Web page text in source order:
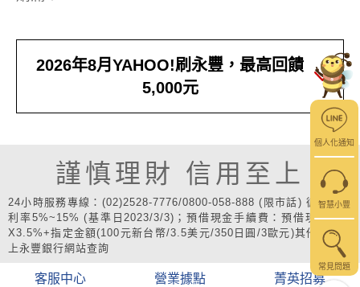
個人化通知
智慧小豐
常見問題
2026年8月YAHOO!刷永豐，最高回饋
5,000元
謹慎理財 信用至上
24小時服務專線：(02)2528-7776/0800-058-888 (限市話) 循環信用
利率5%~15% (基準日2023/3/3)；預借現金手續費：預借現金金額
X3.5%+指定金額(100元新台幣/3.5美元/350日圓/3歐元)其他費用請
上永豐銀行網站查詢
客服中心 營業據點 菁英招募